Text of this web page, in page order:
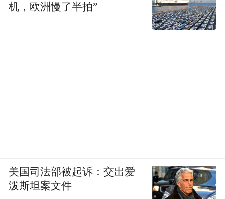
机，欧洲慢了半拍”
美国司法部被起诉：交出爱
泼斯坦案文件